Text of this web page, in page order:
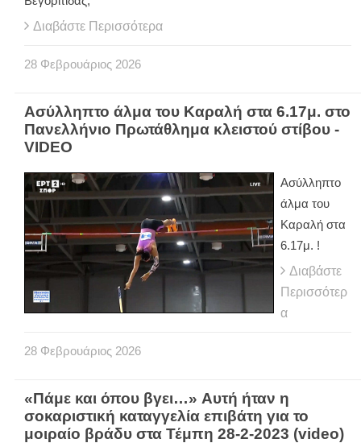
Διαβάστε Περισσότερα
28 Φεβρουάριος 2026
Aσύλληπτο άλμα του Καραλή στα 6.17μ. στο
Πανελλήνιο Πρωτάθλημα κλειστού στίβου -
VIDEO
Aσύλληπτο
άλμα του
Καραλή στα
6.17μ. !
Διαβάστε
Περισσότερ
α
28 Φεβρουάριος 2026
«Πάμε και όπου βγει…» Aυτή ήταν η
σοκαριστική καταγγελία επιβάτη για το
μοιραίο βράδυ στα Τέμπη 28-2-2023 (video)